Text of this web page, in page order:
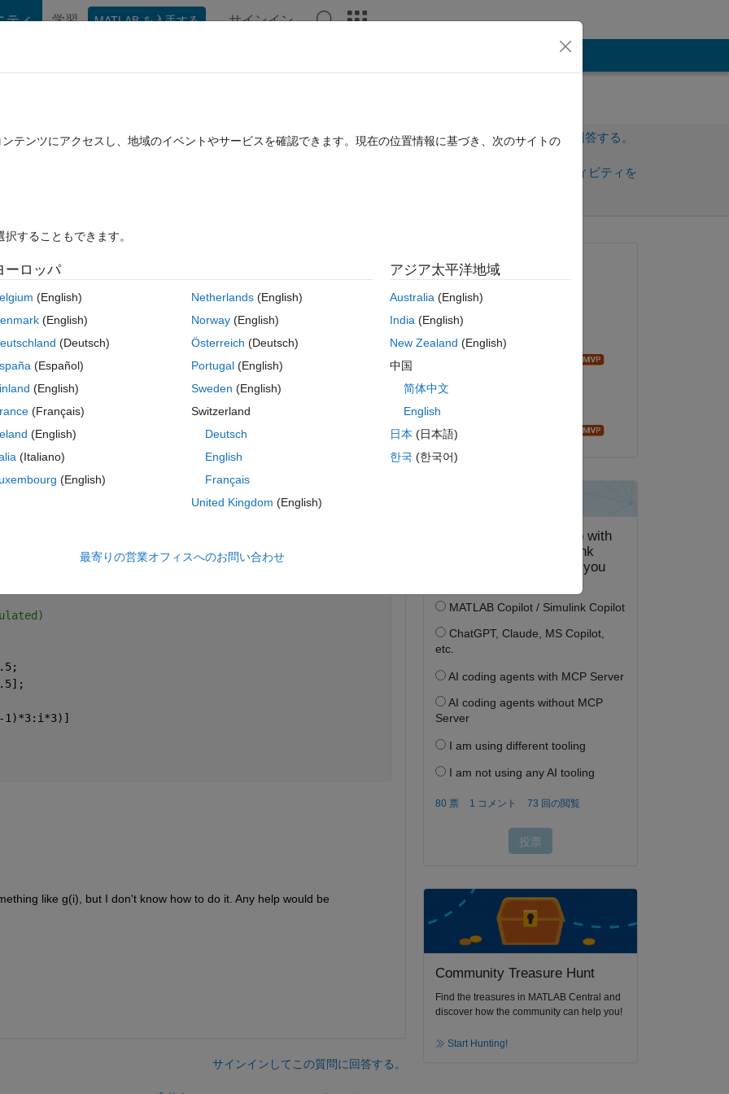
ティ 学習 MATLAB を入手する サインイン
に関する FAQ
the data from other two matrices サインインしてこの質問に回答する。
サインインしてアクティビティを
0 投票
x (3*nx) - where nx depends from one of the previous steps.
two rows of matrix g1, then first three rows of matrix g2, then again two
up to the end.
0.5 0.5 ...;
0.5 ...];
1)*3:i*3)]
like g(i), but I don't know how to do it. Any help would be
サインインしてこの質問に回答する。
質問済み:
2019 年 12 月 23 日
回答済み:
採用済み:
Community Treasure Hunt
Find the treasures in MATLAB Central and
discover how the community can help you!
Start Hunting!
テンツにアクセスし、地域のイベントやサービスを確認できます。現在の位置情報に基づき、次のサイトの
することもできます。
ーロッパ
(English)
(English)
(Deutsch)
(Español)
(English)
(Français)
(English)
(Italiano)
(English)
Netherlands(English)
Norway(English)
Österreich (Deutsch)
Portugal(English)
Sweden (English)
Switzerland
Deutsch
English
Français
United Kingdom (English)
アジア太平洋地域
Australia(English)
India(English)
New Zealand (English)
中国
简体中文
English
日本 (日本語)
한국 (한국어)
最寄りの営業オフィスへのお問い合わせ